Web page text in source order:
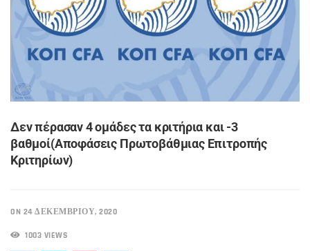
Δεν πέρασαν 4 ομάδες τα κριτήρια και -3
βαθμοί(Αποφάσεις Πρωτοβάθμιας Επιτροπής
Κριτηρίων)
ON 24 ΔΕΚΕΜΒΡΊΟΥ, 2020
1003 VIEWS